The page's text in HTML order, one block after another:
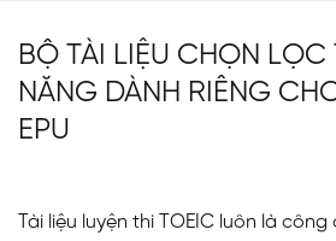
BỘ TÀI LIỆU CHỌN LỌC
NĂNG DÀNH RIÊNG
EPU
Tài liệu luyện thi TOEIC luôn là